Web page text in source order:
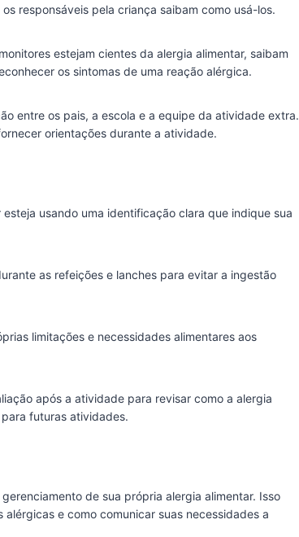
responsáveis pela criança saibam como usá-los.
estejam cientes da alergia alimentar, saibam
os sintomas de uma reação alérgica.
entre os pais, a escola e a equipe da atividade extra.
orientações durante a atividade.
usando uma identificação clara que indique sua
as refeições e lanches para evitar a ingestão
limitações e necessidades alimentares aos
após a atividade para revisar como a alergia
futuras atividades.
de sua própria alergia alimentar. Isso
e como comunicar suas necessidades a